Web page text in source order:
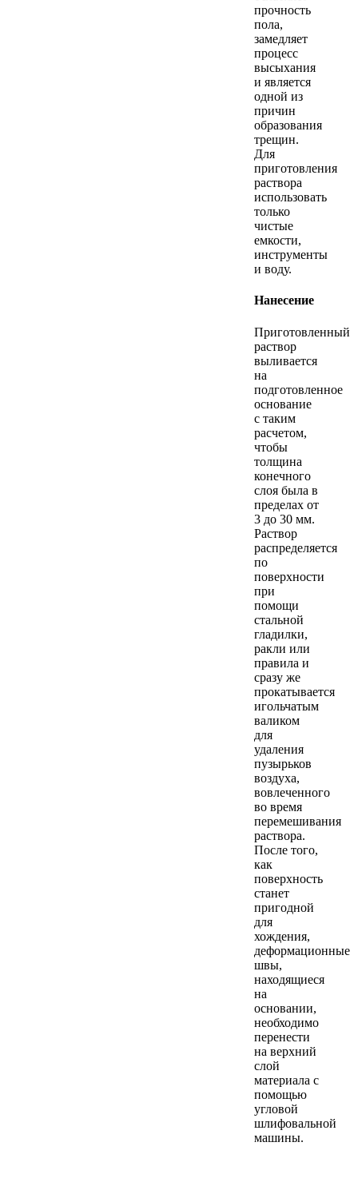
прочность
пола,
замедляет
процесс
высыхания
и является
одной из
причин
образования
трещин.
Для
приготовления
раствора
использовать
только
чистые
емкости,
инструменты
и воду.
Нанесение
Приготовленный
раствор
выливается
на
подготовленное
основание
с таким
расчетом,
чтобы
толщина
конечного
слоя была в
пределах от
3 до 30 мм.
Раствор
распределяется
по
поверхности
при
помощи
стальной
гладилки,
ракли или
правила и
сразу же
прокатывается
игольчатым
валиком
для
удаления
пузырьков
воздуха,
вовлеченного
во время
перемешивания
раствора.
После того,
как
поверхность
станет
пригодной
для
хождения,
деформационные
швы,
находящиеся
на
основании,
необходимо
перенести
на верхний
слой
материала с
помощью
угловой
шлифовальной
машины.